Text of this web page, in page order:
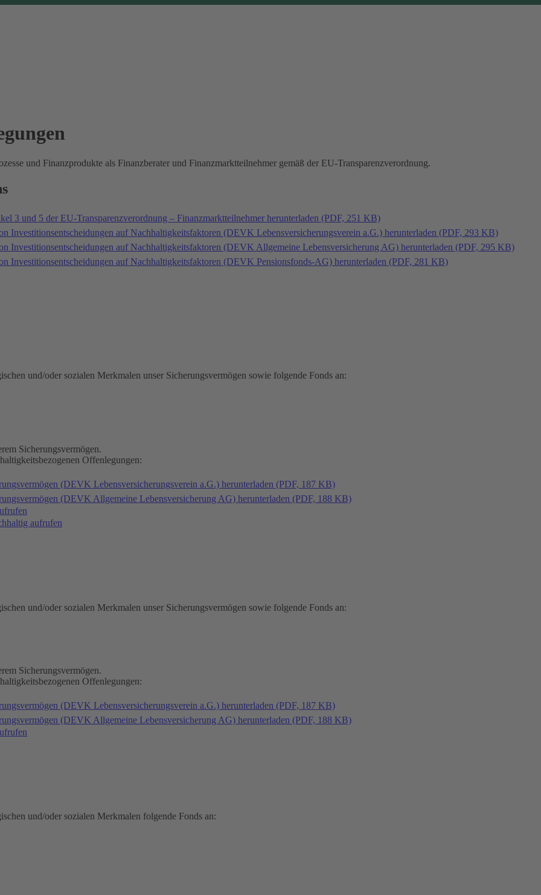
und Finanzprodukte als Finanzberater und Finanzmarktteilnehmer gemäß der EU-Transparenzverordnung.
3 und 5 der EU-Transparenzverordnung – Finanzmarktteilnehmer herunterladen (PDF, 251 KB)
Investitionsentscheidungen auf Nachhaltigkeitsfaktoren (DEVK Lebensversicherungsverein a.G.) herunterladen (PDF, 293 KB)
Investitionsentscheidungen auf Nachhaltigkeitsfaktoren (DEVK Allgemeine Lebensversicherung AG) herunterladen (PDF, 295 KB)
Investitionsentscheidungen auf Nachhaltigkeitsfaktoren (DEVK Pensionsfonds-AG) herunterladen (PDF, 281 KB)
und/oder sozialen Merkmalen unser Sicherungsvermögen sowie folgende Fonds an:
Sicherungsvermögen.
Offenlegungen:
(DEVK Lebensversicherungsverein a.G.) herunterladen (PDF, 187 KB)
(DEVK Allgemeine Lebensversicherung AG) herunterladen (PDF, 188 KB)
aufrufen
und/oder sozialen Merkmalen unser Sicherungsvermögen sowie folgende Fonds an:
Sicherungsvermögen.
Offenlegungen:
(DEVK Lebensversicherungsverein a.G.) herunterladen (PDF, 187 KB)
(DEVK Allgemeine Lebensversicherung AG) herunterladen (PDF, 188 KB)
und/oder sozialen Merkmalen folgende Fonds an: